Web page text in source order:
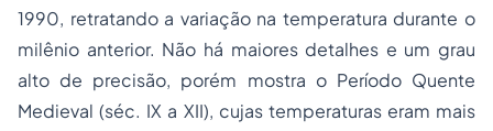
1990, retratando a variação na temperatura durante o
milênio anterior. Não há maiores detalhes e um grau
alto de precisão, porém mostra o Período Quente
Medieval (séc. IX a XII), cujas temperaturas eram mais